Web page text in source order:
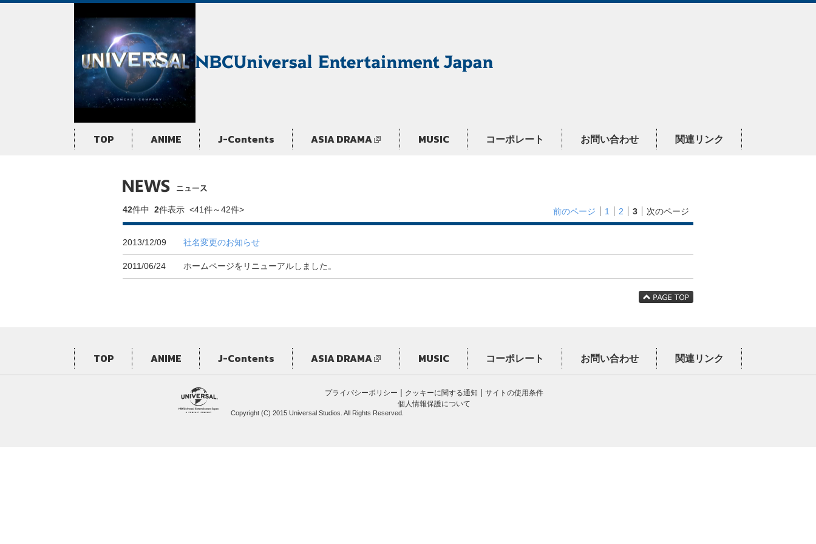
TOP ANIME J-Contents ASIA DRAMA MUSIC コーポレート お問い合わせ 関連リンク
42件中 2件表示 <41件～42件> 前のページ 1 2 3 次のページ
2013/12/09 社名変更のお知らせ
2011/06/24 ホームページをリニューアルしました。
TOP ANIME J-Contents ASIA DRAMA MUSIC コーポレート お問い合わせ 関連リンク
プライバシーポリシー | クッキーに関する通知 | サイトの使用条件
個人情報保護について
Copyright (C) 2015 Universal Studios. All Rights Reserved.